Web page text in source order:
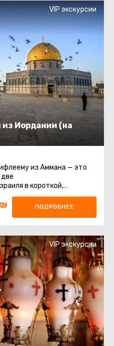
Иордании (на
VIP экскурсии
из Аммана — это
в короткой,
выгодной и удобной поездке. Вы совершите ...
ПОДРОБНЕЕ
VIP экскурсии